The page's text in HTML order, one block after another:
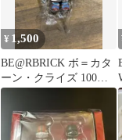
¥ 1,500
BE@RBRICK ボ＝カタ
ーン・クライズ 100%
ベアブリック